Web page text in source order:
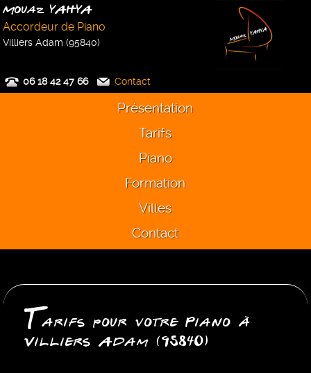
Mouaz YAHYA
Accordeur de Piano
Villiers Adam (95840)
06 18 42 47 66 Contact
Présentation
Tarifs
Piano
Formation
Villes
Contact
Tarifs pour votre Piano à
Villiers Adam (95840)